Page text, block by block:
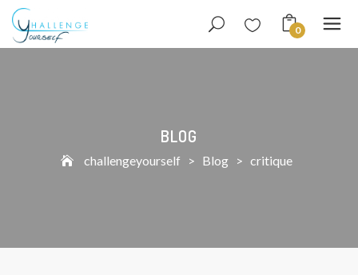
0
BLOG
challengeyourself > Blog > critique